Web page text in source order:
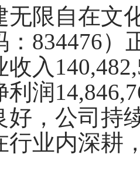
无限自在文
：834476
入
润
好，公司持
行业内深耕